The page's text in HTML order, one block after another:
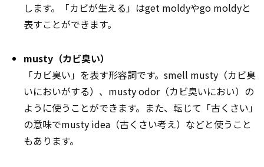
します。「カビが生える」はget moldyやgo moldyと
表すことができます。
musty（カビ臭い）
「カビ臭い」を表す形容詞です。smell musty（カビ臭
いにおいがする）、musty odor（カビ臭いにおい）の
ように使うことができます。また、転じて「古くさい」
の意味でmusty idea（古くさい考え）などと使うこと
もあります。